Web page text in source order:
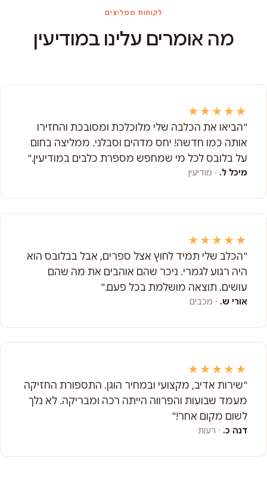
לקוחות ממליצים
מה אומרים עלינו במודיעין
★★★★★
"הביאו את הכלבה שלי מלוכלכת ומסובכת והחזירו
אותה כמו חדשה! יחס מדהים וסבלני. ממליצה בחום
על בלובס לכל מי שמחפש מספרת כלבים במודיעין."
מיכל ל. · מודיעין
★★★★★
"הכלב שלי תמיד לחוץ אצל ספרים, אבל בבלובס הוא
היה רגוע לגמרי. ניכר שהם אוהבים את מה שהם
עושים. תוצאה מושלמת בכל פעם."
אורי ש. · מכבים
★★★★★
"שירות אדיב, מקצועי ובמחיר הוגן. התספורת החזיקה
מעמד שבועות והפרווה הייתה רכה ומבריקה. לא נלך
לשום מקום אחר!"
דנה כ. · רעות